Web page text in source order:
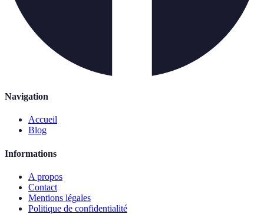
Navigation
Accueil
Blog
Informations
A propos
Contact
Mentions légales
Politique de confidentialité